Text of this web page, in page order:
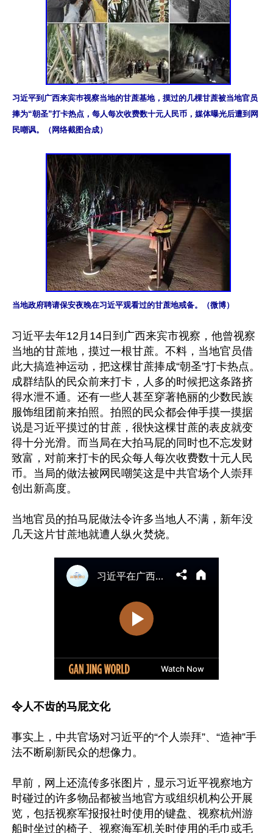
习近平到广西来宾巿视察当地的甘蔗基地，摸过的几棵甘蔗被当地官员
捧为“朝圣”打卡热点，每人每次收费数十元人民币，媒体曝光后遭到网
民嘲讽。（网络截图合成）
当地政府聘请保安夜晚在习近平观看过的甘蔗地戒备。（微博）
习近平去年12月14日到广西来宾市视察，他曾视察
当地的甘蔗地，摸过一根甘蔗。不料，当地官员借
此大搞造神运动，把这棵甘蔗捧成“朝圣”打卡热点。
成群结队的民众前来打卡，人多的时候把这条路挤
得水泄不通。还有一些人甚至穿著艳丽的少数民族
服饰组团前来拍照。拍照的民众都会伸手摸一摸据
说是习近平摸过的甘蔗，很快这棵甘蔗的表皮就变
得十分光滑。而当局在大拍马屁的同时也不忘发财
致富，对前来打卡的民众每人每次收费数十元人民
币。当局的做法被网民嘲笑这是中共官场个人崇拜
创出新高度。
当地官员的拍马屁做法令许多当地人不满，新年没
令人不齿的马屁文化
事实上，中共官场对习近平的“个人崇拜”、“造神”手
法不断刷新民众的想像力。
早前，网上还流传多张图片，显示习近平视察地方
时碰过的许多物品都被当地官方或组织机构公开展
览，包括视察军报报社时使用的键盘、视察杭州游
船时坐过的椅子、视察海军机关时使用的毛巾或毛